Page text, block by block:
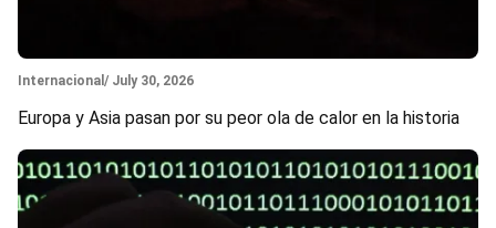
Section
Internacional / July 30, 2026
Europa y Asia pasan por su peor ola de calor en la historia